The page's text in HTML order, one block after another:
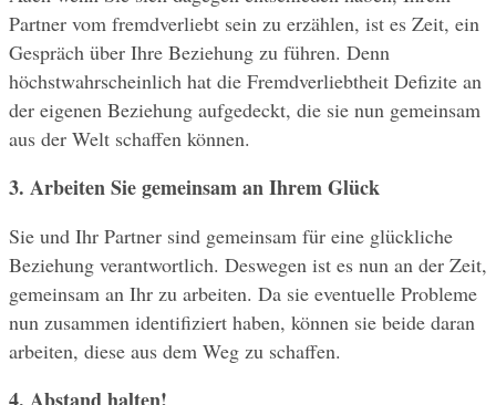
Partner vom fremdverliebt sein zu erzählen, ist es Zeit, ein
Gespräch über Ihre Beziehung zu führen. Denn
höchstwahrscheinlich hat die Fremdverliebtheit Defizite an
der eigenen Beziehung aufgedeckt, die sie nun gemeinsam
aus der Welt schaffen können.
3. Arbeiten Sie gemeinsam an Ihrem Glück
Sie und Ihr Partner sind gemeinsam für eine glückliche
Beziehung verantwortlich. Deswegen ist es nun an der Zeit,
gemeinsam an Ihr zu arbeiten. Da sie eventuelle Probleme
nun zusammen identifiziert haben, können sie beide daran
arbeiten, diese aus dem Weg zu schaffen.
4. Abstand halten!